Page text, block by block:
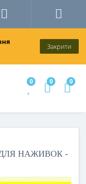
Закрити
0 0 0
НАЖИВОК -